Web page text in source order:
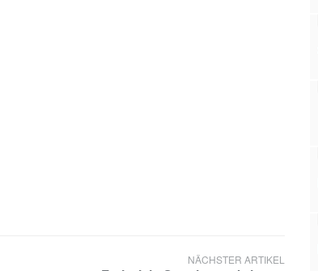
NÄCHSTER ARTIKEL